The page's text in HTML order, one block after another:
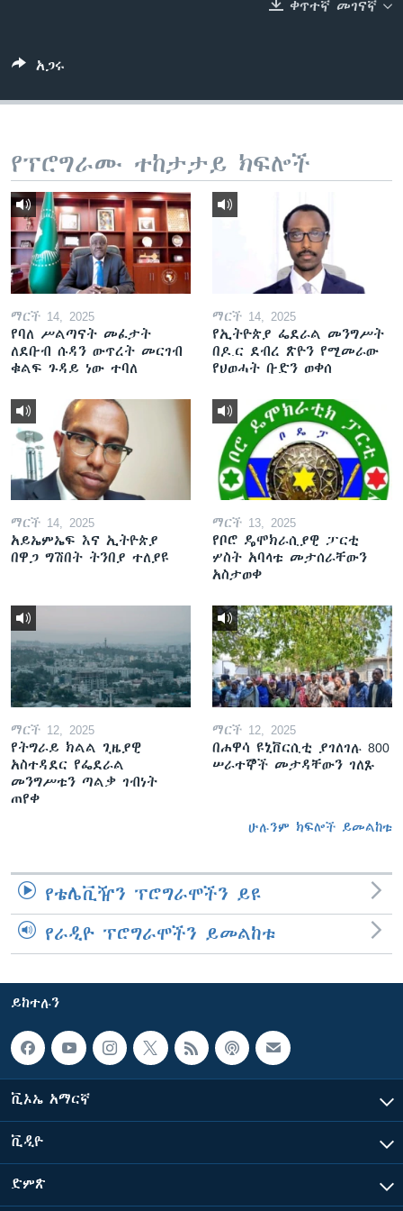
ቋንቋዎች
ቀጥተኛ መገናኛ
አጋሩ
የፕሮግራሙ ተከታታይ ክፍሎች
ማርች 14, 2025
የባለ ሥልጣናት መፈታት
ለደቡብ ሱዳን ውጥረት መርገብ
ቁልፍ ጉዳይ ነው ተባለ
ማርች 14, 2025
የኢትዮጵያ ፌደራል መንግሥት
በዶ.ር ደብረ ጽዮን የሚመራው
የህወሓት ቡድን ወቀሰ
ማርች 14, 2025
አይኤምኤፍ እና ኢትዮጵያ
በዋጋ ግሽበት ትንበያ ተለያዩ
ማርች 13, 2025
የቦሮ ዴሞክራሲያዊ ፓርቲ
ሦስት አባላቱ መታሰራቸውን
አስታወቀ
ማርች 12, 2025
የትግራይ ክልል ጊዜያዊ
አስተዳደር የፌደራል
መንግሥቱን ጣልቃ ገብነት
ጠየቀ
ማርች 12, 2025
በሐዋሳ ዩኒቨርሲቲ ያገለገሉ 800
ሠራተኞች መታዳቸውን ገለጹ
ሁሉንም ክፍሎች ይመልከቱ
የቴሌቪዥን ፕሮግራሞችን ይዩ
የራዲዮ ፕሮግራሞችን ይመልከቱ
ይከተሉን
ቪኦኤ አማርኛ
ቪዲዮ
ድምጽ